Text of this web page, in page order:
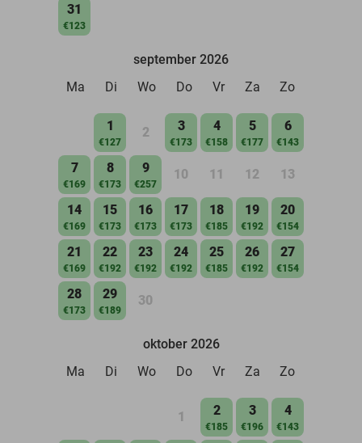
31
€123
september 2026
Ma
Di Wo Do Vr Za Zo
1
€127
2 3
€173
4
€158
5
€177
6
€143
7
€169
8
€173
9
€257
10 11 12 13
14
€169
15
€173
16
€173
17
€173
18
€185
19
€192
20
€154
21
€169
22
€192
23
€192
24
€192
25
€185
26
€192
27
€154
28
€173
29
€189
30
oktober 2026
Ma
Di Wo Do Vr Za Zo
1 2
€185
3
€196
4
€143